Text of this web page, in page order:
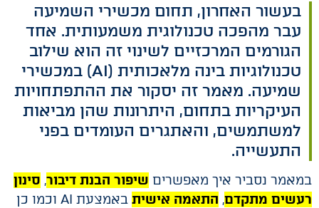
בעשור האחרון, תחום מכשירי השמיעה
עבר מהפכה טכנולוגית משמעותית. אחד
הגורמים המרכזיים לשינוי זה הוא שילוב
טכנולוגיות בינה מלאכותית (AI) במכשירי
שמיעה. מאמר זה יסקור את ההתפתחויות
העיקריות בתחום, היתרונות שהן מביאות
למשתמשים, והאתגרים העומדים בפני
התעשייה.
במאמר נסביר איך מאפשרים שיפור הבנת דיבור, סינון
רעשים מתקדם, התאמה אישית
באמצעת AI וכמו כן